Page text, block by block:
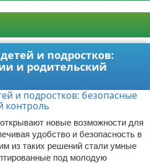
и подростков:
и родительский
новые возможности для
удобство и безопасность в
из таких решений стали умные
под молодую